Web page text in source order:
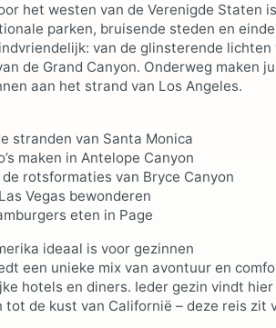
het westen van de Verenigde Staten
parken, bruisende steden en
van de glinsterende
de Grand Canyon. Onderweg maken
aan het strand van Los Angeles.
stranden van Santa Monica
maken in Antelope Canyon
de rotsformaties van Bryce Canyon
Vegas bewonderen
eten in Page
ideaal is voor gezinnen
een unieke mix van avontuur en
hotels en diners. Ieder gezin vindt
tot de kust van Californië – deze reis